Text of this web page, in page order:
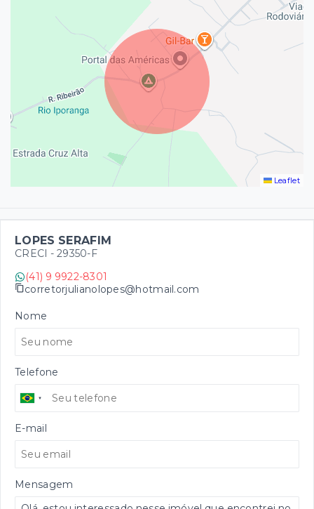
Leaflet
LOPES SERAFIM
CRECI - 29350-F
(41) 9 9922-8301
corretorjulianolopes@hotmail.com
Nome
Telefone
E-mail
Mensagem